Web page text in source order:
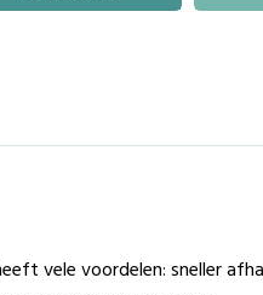
vele voordelen: sneller